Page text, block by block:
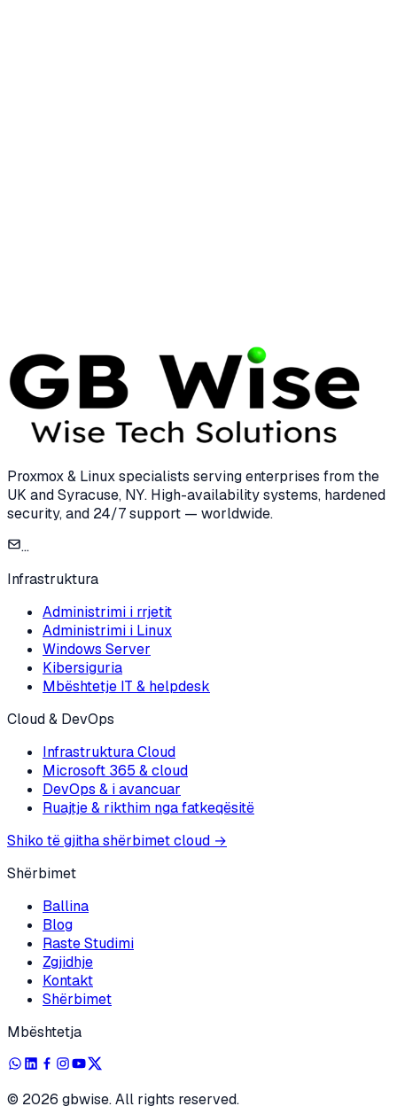
Proxmox & Linux specialists serving enterprises from the
UK and Syracuse, NY. High-availability systems, hardened
security, and 24/7 support — worldwide.
...
Infrastruktura
Administrimi i rrjetit
Administrimi i Linux
Windows Server
Kibersiguria
Mbështetje IT & helpdesk
Cloud & DevOps
Infrastruktura Cloud
Microsoft 365 & cloud
DevOps & i avancuar
Ruajtje & rikthim nga fatkeqësitë
Shiko të gjitha shërbimet cloud →
Shërbimet
Ballina
Blog
Raste Studimi
Zgjidhje
Kontakt
Shërbimet
Mbështetja
© 2026 gbwise. All rights reserved.